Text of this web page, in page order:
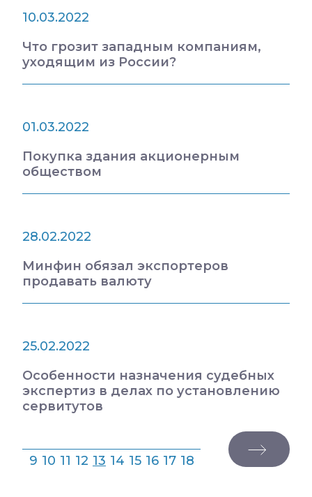
10.03.2022
Что грозит западным компаниям,
уходящим из России?
01.03.2022
Покупка здания акционерным
обществом
28.02.2022
Минфин обязал экспортеров
продавать валюту
25.02.2022
Особенности назначения судебных
экспертиз в делах по установлению
сервитутов
9 10 11 12 13 14 15 16 17 18